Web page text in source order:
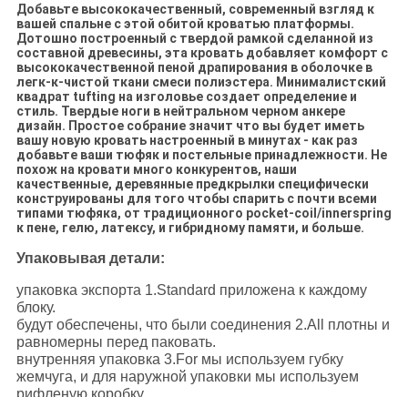
Добавьте высококачественный, современный взгляд к
вашей спальне с этой обитой кроватью платформы.
Дотошно построенный с твердой рамкой сделанной из
составной древесины, эта кровать добавляет комфорт с
высококачественной пеной драпирования в оболочке в
легк-к-чистой ткани смеси полиэстера. Минималистский
квадрат tufting на изголовье создает определение и
стиль. Твердые ноги в нейтральном черном анкере
дизайн. Простое собрание значит что вы будет иметь
вашу новую кровать настроенный в минутах - как раз
добавьте ваши тюфяк и постельные принадлежности. Не
похож на кровати много конкурентов, наши
качественные, деревянные предкрылки специфически
конструированы для того чтобы спарить с почти всеми
типами тюфяка, от традиционного pocket-coil/innerspring
к пене, гелю, латексу, и гибридному памяти, и больше.
Упаковывая детали:
упаковка экспорта 1.Standard приложена к каждому
блоку.
будут обеспечены, что были соединения 2.All плотны и
равномерны перед паковать.
внутренняя упаковка 3.For мы используем губку
жемчуга, и для наружной упаковки мы используем
рифленую коробку.